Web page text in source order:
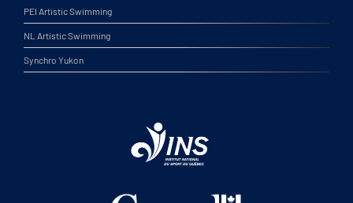
PEI Artistic Swimming
NL Artistic Swimming
Synchro Yukon